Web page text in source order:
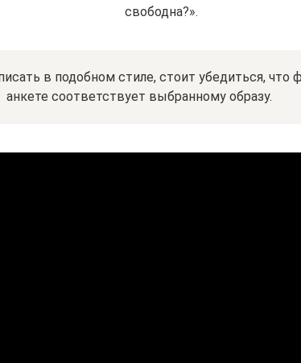
свободна?».
в подобном стиле, стоит убедиться, что
анкете соответствует выбранному образу.